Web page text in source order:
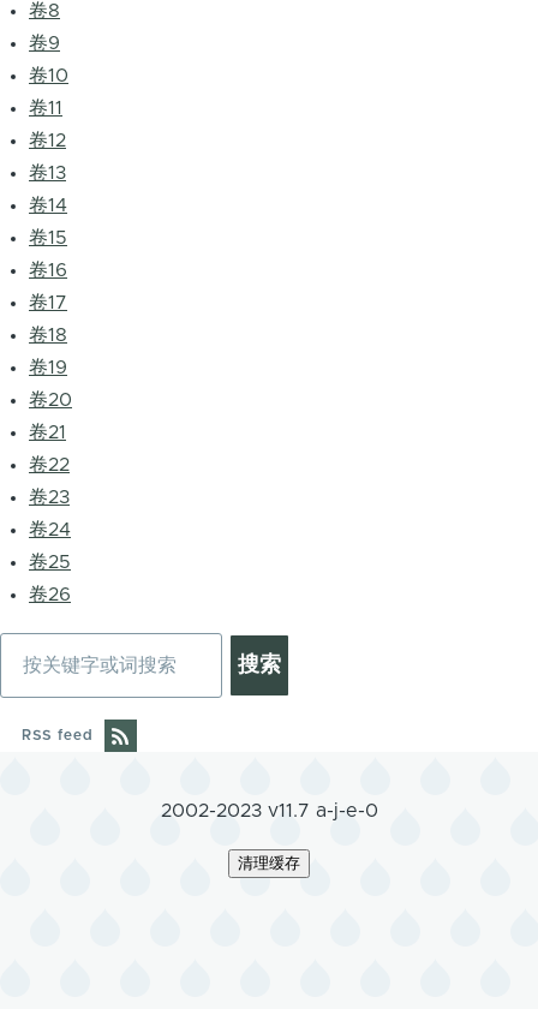
卷8
卷9
卷10
卷11
卷12
卷13
卷14
卷15
卷16
卷17
卷18
卷19
卷20
卷21
卷22
卷23
卷24
卷25
卷26
RSS feed
2002-2023 v11.7 a-j-e-0